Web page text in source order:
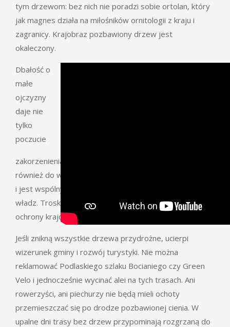
tym drzewom: bez nich nie poradzi sobie ortolan, który
jak magnes działa na miłośników ornitologii z kraju i
zagranicy. Krajobraz pozbawiony drzew jest
okaleczony.
Dbałość o
małe
ojczyzny
daje nie
tylko
poczucie
zakorzenienia samym mieszkańcom, ale prowadzi
również do wzrostu atrakcyjności turystycznej miejsca –
i jest wspólnym zadaniem mieszkańców oraz lokalnych
władz. Troska o aleje jest jednym z warunków mądrej
ochrony krajobrazu.
Jeśli znikną wszystkie drzewa przydrożne, ucierpi
wizerunek gminy i rozwój turystyki. Nie można
reklamować Podlaskiego szlaku Bocianiego czy Green
Velo i jednocześnie wycinać alei na tych trasach. Ani
rowerzyści, ani piechurzy nie będą mieli ochoty
przemieszczać się po drodze pozbawionej cienia. W
upalne dni trasy bez drzew przypominają rozgrzaną do